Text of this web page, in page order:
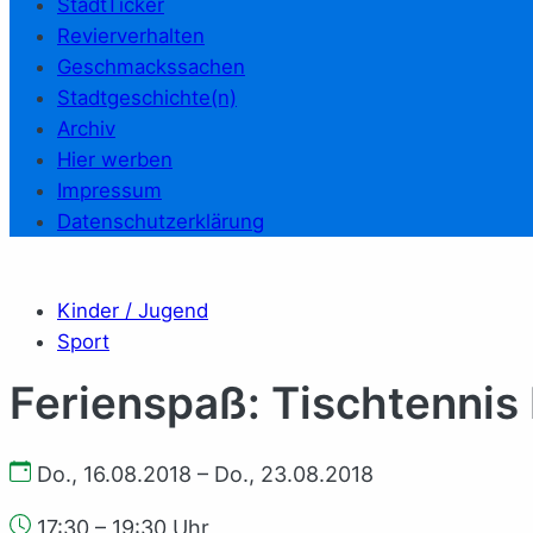
StadtTicker
Revierverhalten
Geschmackssachen
Stadtgeschichte(n)
Archiv
Hier werben
Impressum
Datenschutzerklärung
Kinder / Jugend
Sport
Ferienspaß: Tischtennis
Do., 16.08.2018 – Do., 23.08.2018
17:30 – 19:30 Uhr